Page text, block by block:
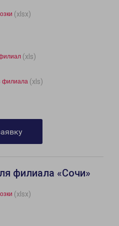
(xlsx)
(xls)
филиала (xls)
филиала «Сочи»
(xlsx)